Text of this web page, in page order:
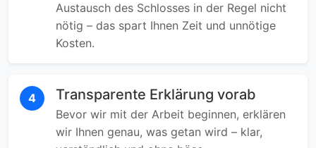
Austausch des Schlosses in der Regel nicht
nötig – das spart Ihnen Zeit und unnötige
Kosten.
4 Transparente Erklärung vorab
Bevor wir mit der Arbeit beginnen, erklären
wir Ihnen genau, was getan wird – klar,